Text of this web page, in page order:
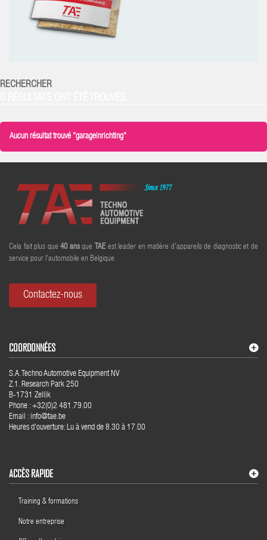
RECHERCHER
Aucun résultat trouvé "garageinrichting"
Cela fait plus que40ansque TAEest leader en matière d'appareils de diagnostic et de
service pour l'automobile en Belgique.
Contactez-nous
COORDONNÉES
S.A. Techno Automotive Equipment NV
Z.1. Research Park 250
B-1731 Zellik
Phone : +32(0)2 481.79.00
Email : info@tae.be
Heures d'ouverture: Lu à vend de 8.30 à 17.00
ACCÈS RAPIDE
Training & formations
Notre entreprise